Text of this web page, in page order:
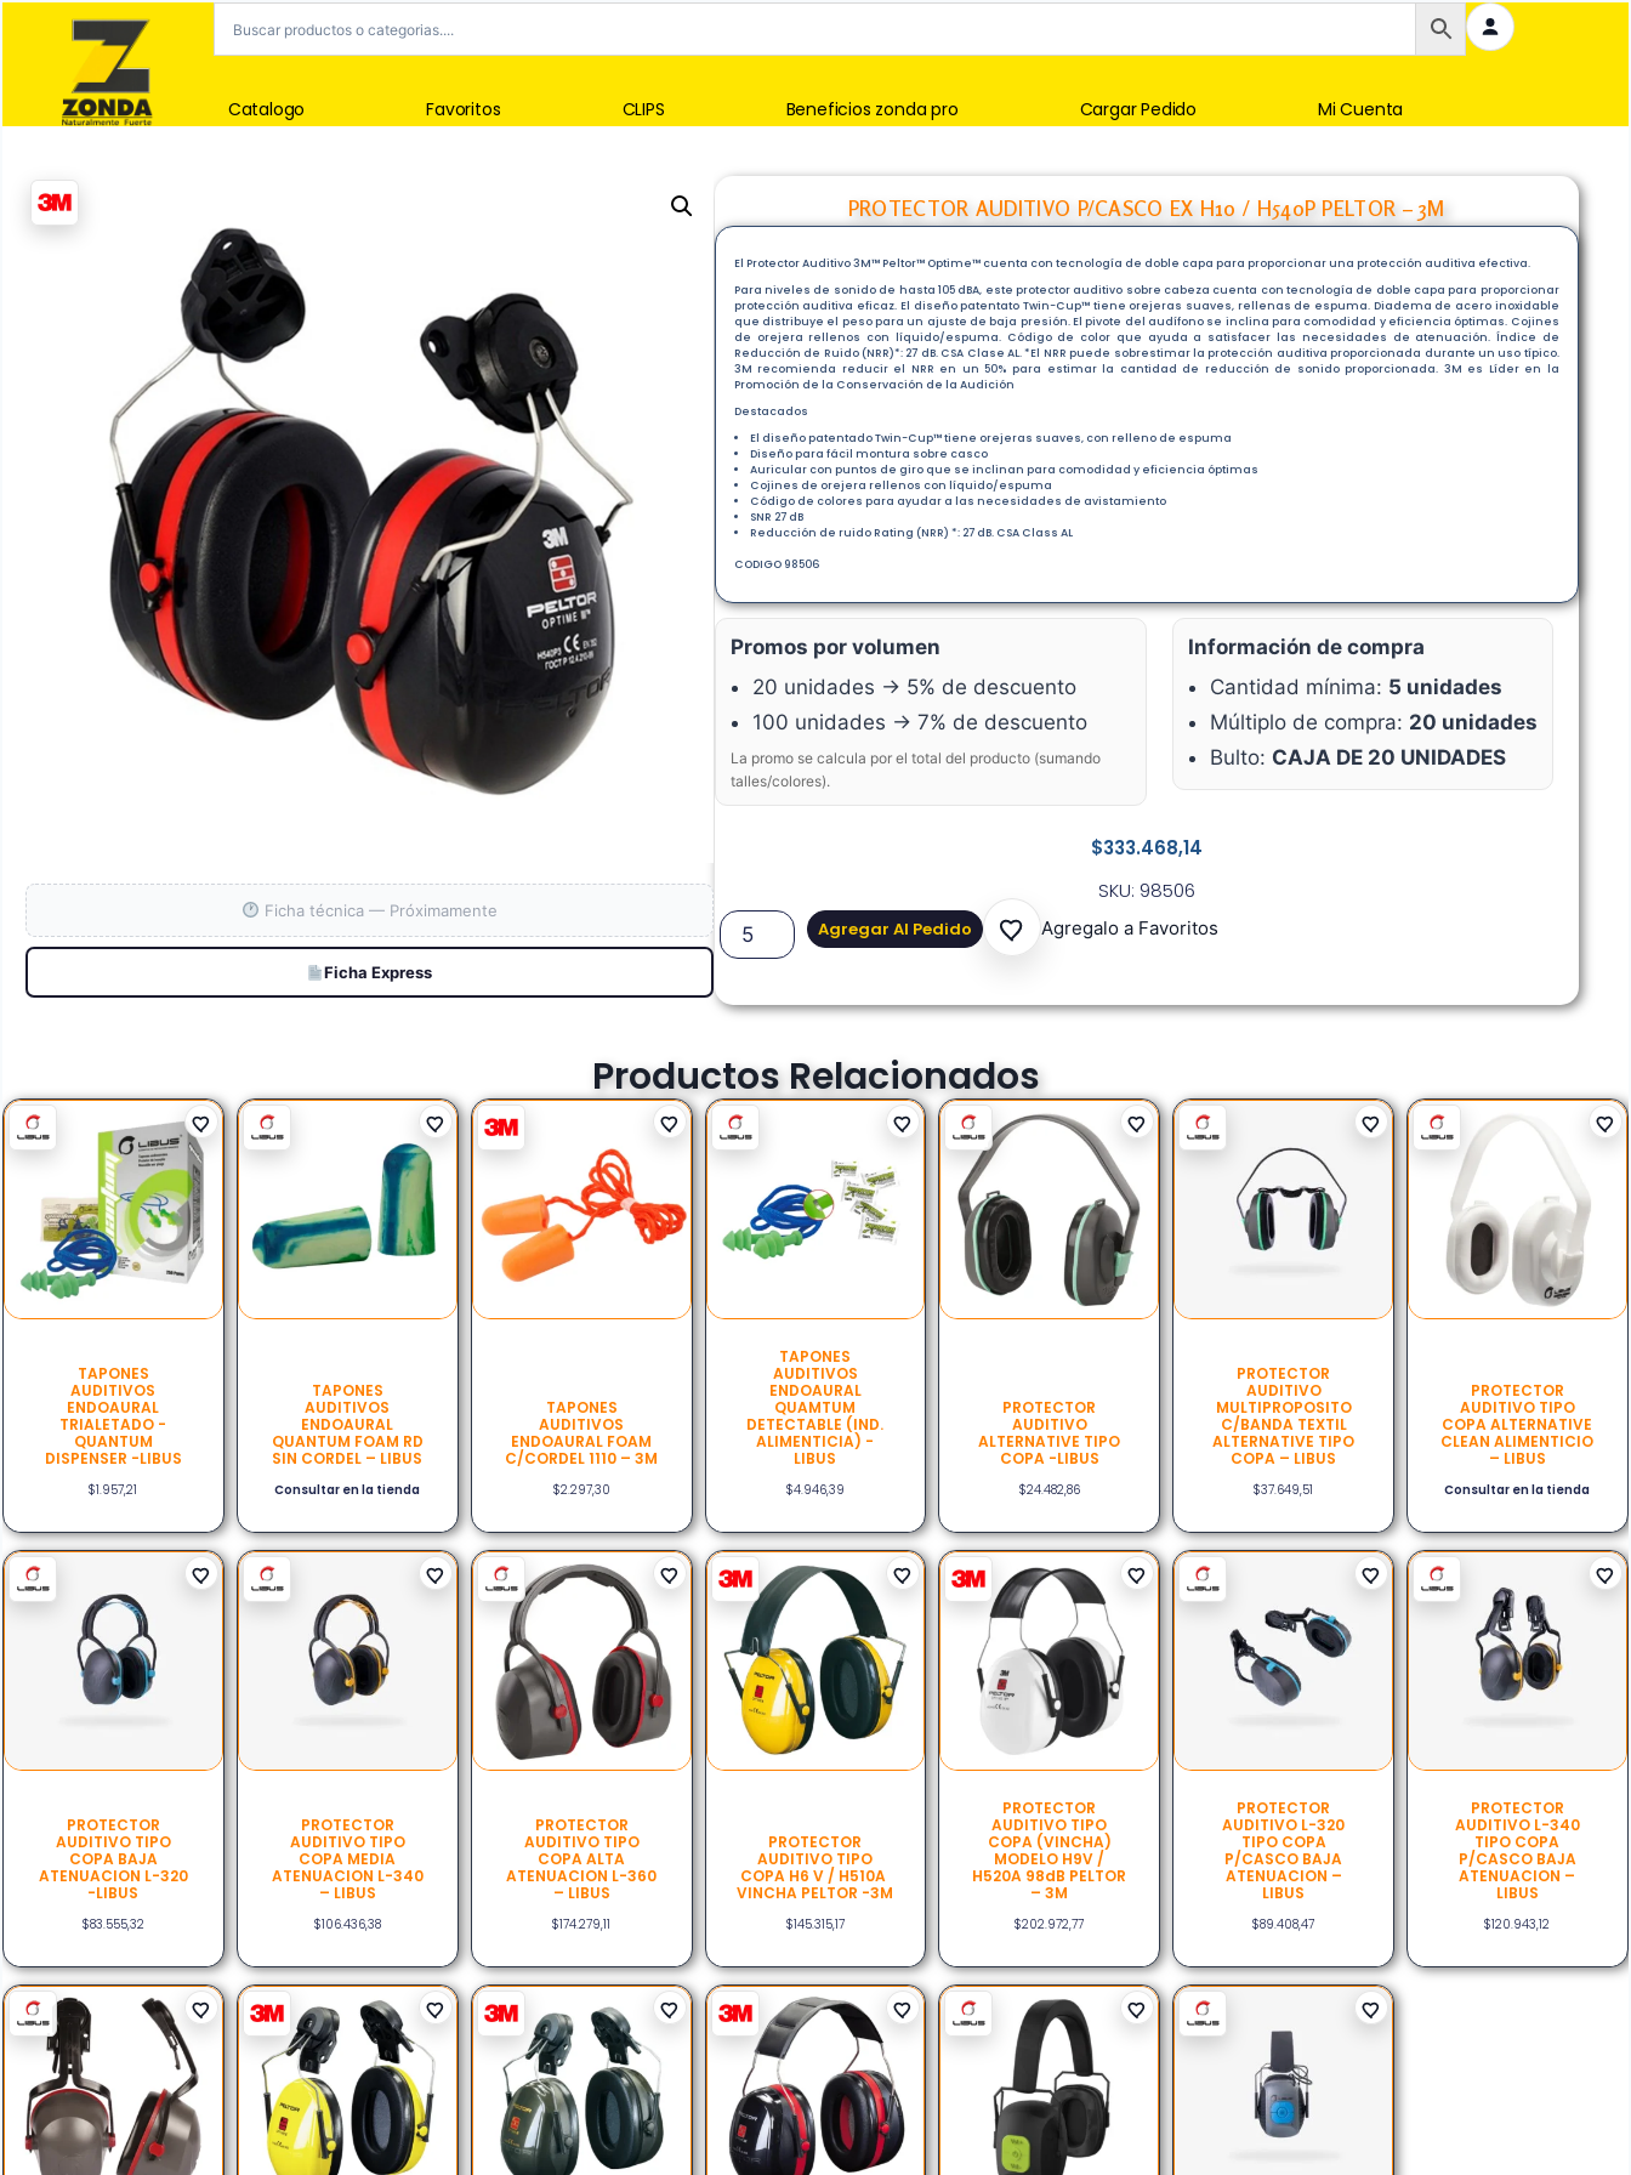
Catalogo Favoritos CLIPS Beneficios zonda pro Cargar Pedido Mi Cuenta
PROTECTOR AUDITIVO P/CASCO EX H10 / H540P PELTOR – 3M
$333.468,14
El Protector Auditivo 3M™ Peltor™ Optime™ cuenta con tecnología de doble capa para proporcionar una protección auditiva efectiva.
Para niveles de sonido de hasta 105 dBA, este protector auditivo sobre cabeza cuenta con tecnología de doble capa para proporcionar
protección auditiva eficaz. El diseño patentato Twin-Cup™ tiene orejeras suaves, rellenas de espuma. Diadema de acero inoxidable
que distribuye el peso para un ajuste de baja presión. El pivote del audífono se inclina para comodidad y eficiencia óptimas. Cojines
de orejera rellenos con líquido/espuma. Código de color que ayuda a satisfacer las necesidades de atenuación. Índice de
Reducción de Ruido (NRR)*: 27 dB. CSA Clase AL. *El NRR puede sobrestimar la protección auditiva proporcionada durante un uso típico.
3M recomienda reducir el NRR en un 50% para estimar la cantidad de reducción de sonido proporcionada. 3M es Líder en la
Promoción de la Conservación de la Audición
Destacados
El diseño patentado Twin-Cup™ tiene orejeras suaves, con relleno de espuma
Diseño para fácil montura sobre casco
Auricular con puntos de giro que se inclinan para comodidad y eficiencia óptimas
Cojines de orejera rellenos con líquido/espuma
Código de colores para ayudar a las necesidades de avistamiento
SNR 27 dB
Reducción de ruido Rating (NRR) *: 27 dB. CSA Class AL
CODIGO 98506
SKU: 98506
Agregar Al Pedido Agregalo a Favoritos
Promos por volumen
20 unidades → 5% de descuento
100 unidades → 7% de descuento
La promo se calcula por el total del producto (sumando
talles/colores).
Información de compra
Cantidad mínima: 5 unidades
Múltiplo de compra: 20 unidades
Bulto: CAJA DE 20 UNIDADES
Ficha técnica — Próximamente
Ficha Express
Productos Relacionados
TAPONES
AUDITIVOS
ENDOAURAL
TRIALETADO -
QUANTUM
DISPENSER -LIBUS
$1.957,21
TAPONES
AUDITIVOS
ENDOAURAL
QUANTUM FOAM RD
SIN CORDEL – LIBUS
Consultar en la tienda
TAPONES
AUDITIVOS
ENDOAURAL FOAM
C/CORDEL 1110 – 3M
$2.297,30
TAPONES
AUDITIVOS
ENDOAURAL
QUAMTUM
DETECTABLE (IND.
ALIMENTICIA) -
LIBUS
$4.946,39
PROTECTOR
AUDITIVO
ALTERNATIVE TIPO
COPA -LIBUS
$24.482,86
PROTECTOR
AUDITIVO
MULTIPROPOSITO
C/BANDA TEXTIL
ALTERNATIVE TIPO
COPA – LIBUS
$37.649,51
PROTECTOR
AUDITIVO TIPO
COPA ALTERNATIVE
CLEAN ALIMENTICIO
– LIBUS
Consultar en la tienda
PROTECTOR
AUDITIVO TIPO
COPA BAJA
ATENUACION L-320
-LIBUS
$83.555,32
PROTECTOR
AUDITIVO TIPO
COPA MEDIA
ATENUACION L-340
– LIBUS
$106.436,38
PROTECTOR
AUDITIVO TIPO
COPA ALTA
ATENUACION L-360
– LIBUS
$174.279,11
PROTECTOR
AUDITIVO TIPO
COPA H6 V / H510A
VINCHA PELTOR -3M
$145.315,17
PROTECTOR
AUDITIVO TIPO
COPA (VINCHA)
MODELO H9V /
H520A 98dB PELTOR
– 3M
$202.972,77
PROTECTOR
AUDITIVO L-320
TIPO COPA
P/CASCO BAJA
ATENUACION –
LIBUS
$89.408,47
PROTECTOR
AUDITIVO L-340
TIPO COPA
P/CASCO BAJA
ATENUACION –
LIBUS
$120.943,12